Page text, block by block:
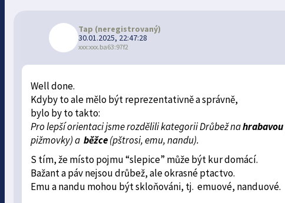
Tap (neregistrovaný)
30.01.2025, 22:47:28
xxx:xxx.ba63:97f2
Well done.
Kdyby to ale mělo být reprezentativně a správně,
bylo by to takto:
Pro lepší orientaci jsme rozdělili kategorii Drůbež nahrabavou
pižmovky) aběžce(pštrosi, emu, nandu).
S tím, že místo pojmu “slepice” může být kur domácí.
Bažant a páv nejsou drůbež, ale okrasné ptactvo.
Emu a nandu mohou být skloňováni, tj. emuové, nanduové.